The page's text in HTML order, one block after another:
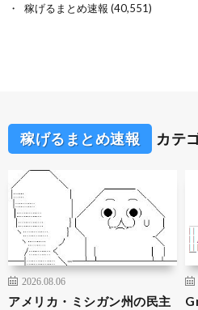
稼げるまとめ速報 (40,551)
稼げるまとめ速報 カテ
2026.08.06
アメリカ・ミシガン州の民主